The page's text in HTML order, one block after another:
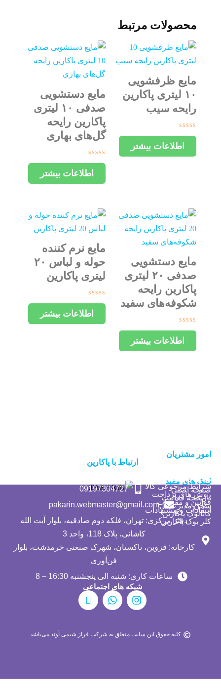
محصولات مرتبط
مایع ظرفشویی
۱۰ لیتری پاکارین
رایحه سیب
امتیاز
5
اطلاعات بیشتر
مایع دستشویی
صدفی ۱۰ لیتری
پاکارین رایحه
گل‌های بهاری
امتیاز
5
اطلاعات بیشتر
مایع دستشویی
صدفی ۲۰ لیتری
پاکارین رایحه
شکوفه‌های سفید
امتیاز
5
اطلاعات بیشتر
مایع نرم کننده
حوله و لباس ۲۰
لیتری پاکارین
امتیاز
5
اطلاعات بیشتر
لینک های مفید
صفحه اصلی
تاریخچه فعالیت
سخن مدیرعامل
کاتالوگ پاکارین
کلر بوک پاکارین
امور مشتریان
راهنمای خرید محصول
شرایط مرجوعی کالا
روش های پرداخت
قوانین و مقررات
انتقادات و پیشنهادات
ارتباط با پاکارین
09197304727
pakarin.webmaster@gmail.com
دفتر مرکزی: تهران، فلکه دوم صادقیه، بلوار آیت الله
کاشانی، پلاک 118، واحد 3
کارخانه: قزوین، تاکستان، شهرک صنعتی خرمدشت، بلوار
فن‌آوری
ساعات کاری: شنبه الی پنجشنبه 16:30 – 8
شبکه های اجتماعی
I
n
a
W
h
s
E
a
r
کلیه حقوق این سایت متعلق به شرکت فراز شیمی آوند می‌باشد.